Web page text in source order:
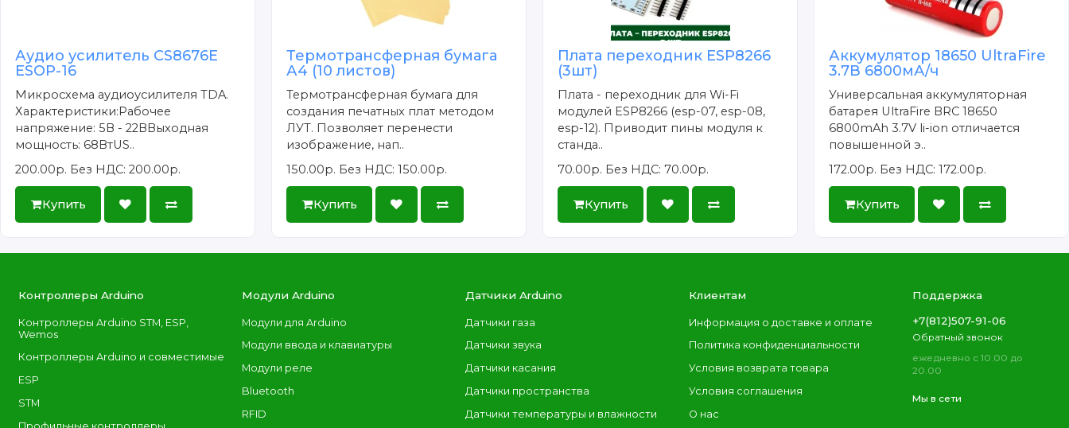
Аудио усилитель CS8676E
ESOP-16
Микросхема аудиоусилителя TDA.
Характеристики:Рабочее
напряжение: 5В - 22ВВыходная
мощность: 68ВтUS..
200.00р. Без НДС: 200.00р.
Купить
Термотрансферная бумага
А4 (10 листов)
Термотрансферная бумага для
создания печатных плат методом
ЛУТ. Позволяет перенести
изображение, нап..
150.00р. Без НДС: 150.00р.
Купить
Плата переходник ESP8266
(3шт)
Плата - переходник для Wi-Fi
модулей ESP8266 (esp-07, esp-08,
esp-12). Приводит пины модуля к
станда..
70.00р. Без НДС: 70.00р.
Купить
Аккумулятор 18650 UltraFire
3.7В 6800мА/ч
Универсальная аккумуляторная
батарея UltraFire BRC 18650
6800mAh 3.7V li-ion отличается
повышенной э..
172.00р. Без НДС: 172.00р.
Купить
Контроллеры Arduino
Контроллеры Arduino STM, ESP,
Wemos
Контроллеры Arduino и совместимые
ESP
STM
Модули Arduino
Модули для Arduino
Модули ввода и клавиатуры
Модули реле
Bluetooth
RFID
Датчики Arduino
Датчики газа
Датчики звука
Датчики касания
Датчики пространства
Датчики температуры и влажности
Клиентам
Информация о доставке и оплате
Политика конфиденциальности
Условия возврата товара
Условия соглашения
О нас
Поддержка
+7(812)507-91-06
Обратный звонок
ежедневно с 10.00 до
20.00
Мы в сети